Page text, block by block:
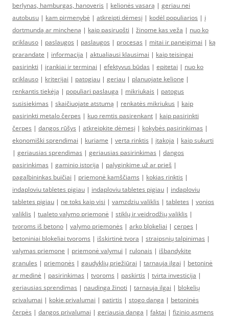
berlynas, hamburgas, hanoveris | kelionės vasarą | geriau nei
autobusu | kam pirmenybė | atkreipti dėmesį | kodėl populiarios | į
dortmundą ar mincheną | kaip pasiruošti | žinome kas veža | nuo ko
priklauso | paslaugos | paslaugos | procesas | mitai ir paneigimai | ką
prarandate | informacija | aktualiausi klausimai | kaip teisingai
pasirinkti | įrankiai ir terminai | efektyvus būdas | epitetai | nuo ko
priklauso | kriterijai | patogiau | geriau | planuojate kelionę |
renkantis tiekėją | populiari paslauga | mikriukais | patogus
susisiekimas | skaičiuojate atstumą | renkatės mikriukus | kaip
pasirinkti metalo čerpes | kuo remtis pasirenkant | kaip pasirinkti
čerpes | dangos rūšys | atkreipkite dėmesį | kokybės pasirinkimas |
ekonomiški sprendimai | kuriame | verta rinktis | įtakoja | kaip sukurti
| geriausias sprendimas | geriausias pasirinkimas | dangos
pasirinkimas | gaminio istorija | palyginkime už ar prieš |
pagalbininkas buičiai | priemonė kamščiams | kokias rinktis |
indaploviu tabletes pigiau | indaploviu tabletes pigiau | indaploviu
tabletes pigiau | ne toks kaip visi | vamzdziu valiklis | tabletes | vonios
valiklis | tualeto valymo priemonė | stiklų ir veidrodžių valiklis |
tvoroms iš betono | valymo priemonės | arko blokeliai | cerpes |
betoniniai blokeliai tvoroms | išskirtinė tvora | straipsnių talpinimas |
valymas priemone | priemonė valymui | rulonais | išbandykite
granules | priemonės | gaudyklių priežiūrai | tarnauja ilgai | betoninė
ar medinė | pasirinkimas | tvoroms | paskirtis | tvirta investicija |
geriausias sprendimas | naudinga žinoti | tarnauja ilgai | blokelių
privalumai | kokie privalumai | patirtis | stogo danga | betoninės
čerpės | dangos privalumai | geriausia danga | faktai | fizinio asmens